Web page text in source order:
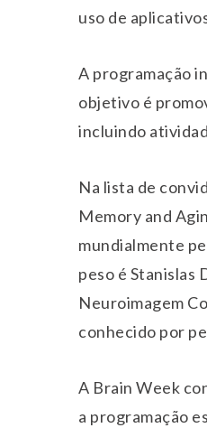
uso de
A programação
objetivo é
incluindo
Na lista de
Memory and
mundialmente
peso é Stanislas
Neuroimagem
conhecido por
A Brain Week
a programação